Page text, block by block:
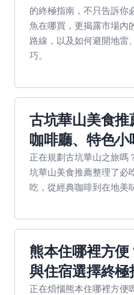
的終極指南，不只告訴你
魚在哪買，更揭露市場內
路線，以及如何避開地雷
巧。
古坑華山美食推
咖啡廳、特色小
正在規劃古坑華山之旅嗎
坑華山美食推薦整理了必
吃，從經典咖啡到在地美
熊本住哪裡方
與住宿選擇終極
正在煩惱熊本住哪裡方便